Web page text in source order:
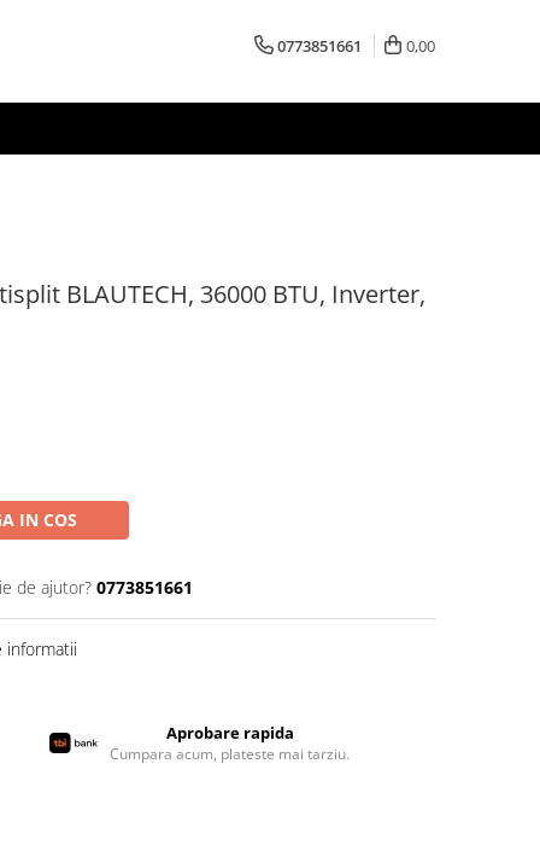
0773851661 0,00
BLAUTECH, 36000 BTU, Inverter,
IN COS
de ajutor? 0773851661
informatii
Aprobare rapida
Cumpara acum, plateste mai tarziu.